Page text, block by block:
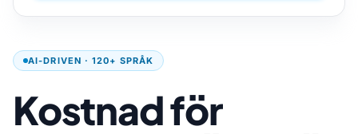
AI-DRIVEN · 120+ SPRÅK
Kostnad för